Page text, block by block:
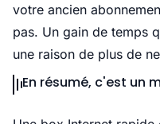
votre ancien
pas. Un gain de temps
une raison de plus de
En résumé, c'est un